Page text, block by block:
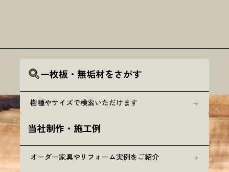
一枚板・無垢材をさがす
樹種やサイズで検索いただけます
当社制作・施工例
オーダー家具やリフォーム実例をご紹介